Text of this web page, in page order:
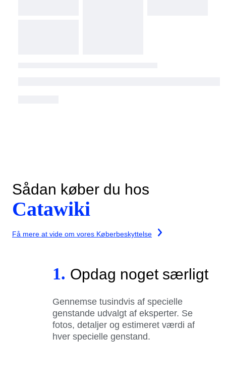
Sådan køber du hos
Catawiki
Få mere at vide om vores Køberbeskyttelse
1. Opdag noget særligt
Gennemse tusindvis af specielle
genstande udvalgt af eksperter. Se
fotos, detaljer og estimeret værdi af
hver specielle genstand.